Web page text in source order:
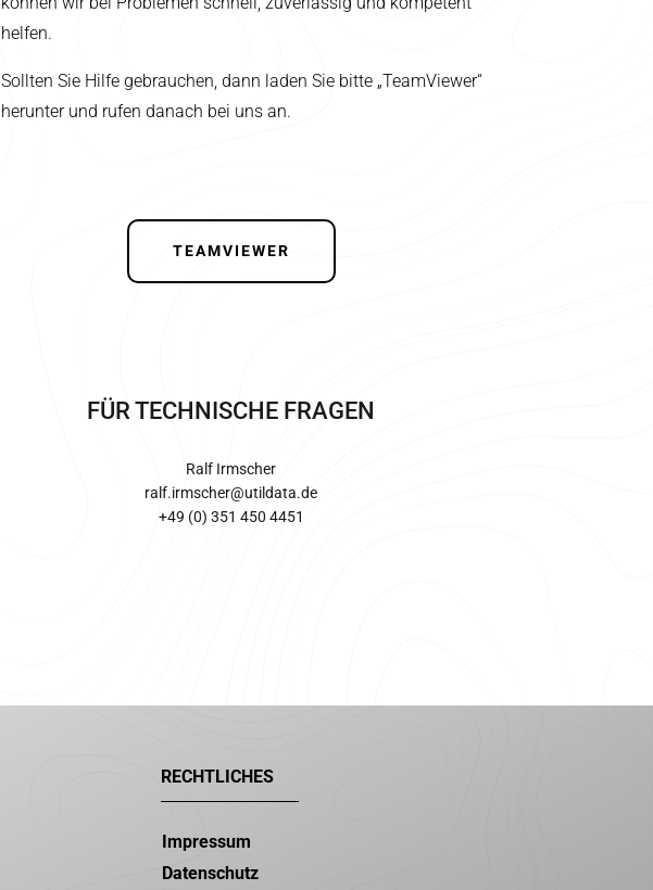
helfen.
Sollten Sie Hilfe gebrauchen, dann laden Sie bitte „TeamViewer“
herunter und rufen danach bei uns an.
TEAMVIEWER
FÜR TECHNISCHE FRAGEN
Ralf Irmscher
ralf.irmscher@utildata.de
+49 (0) 351 450 4451
RECHTLICHES
Impressum
Datenschutz